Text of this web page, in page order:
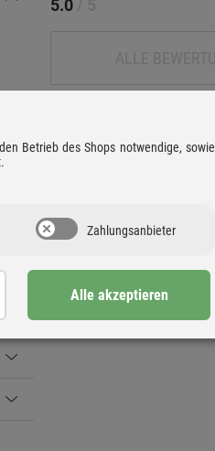
5.0
Betrieb des Shops notwendige, sowie
Zahlungsanbieter
Alle akzeptieren